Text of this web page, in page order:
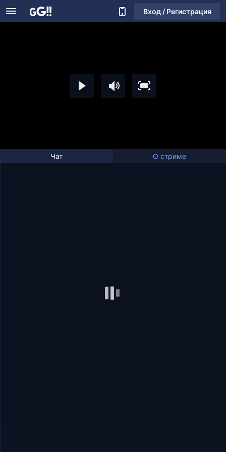
Вход / Регистрация
Чат О стриме